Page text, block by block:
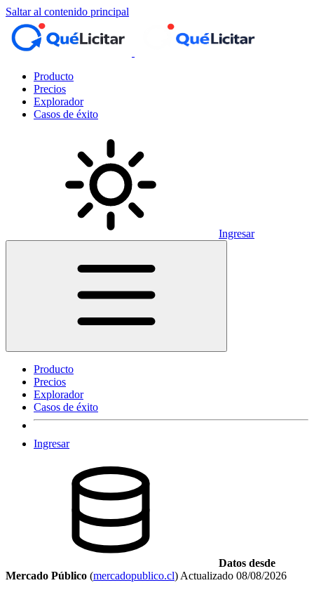
Saltar al contenido principal
Producto
Precios
Explorador
Casos de éxito
Ingresar
Producto
Precios
Explorador
Casos de éxito
Ingresar
Datos desde
Mercado Público (mercadopublico.cl) Actualizado 08/08/2026